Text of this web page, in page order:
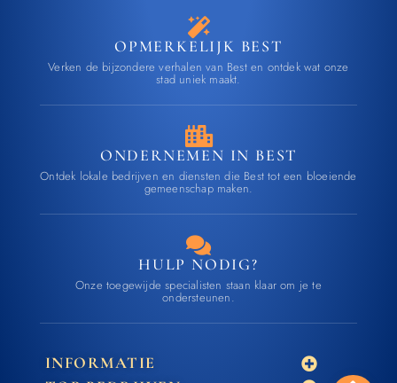
OPMERKELIJK BEST
Verken de bijzondere verhalen van Best en ontdek wat onze
stad uniek maakt.
ONDERNEMEN IN BEST
Ontdek lokale bedrijven en diensten die Best tot een bloeiende
gemeenschap maken.
HULP NODIG?
Onze toegewijde specialisten staan klaar om je te
ondersteunen.
INFORMATIE